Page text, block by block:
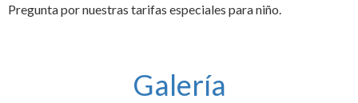
Pregunta por nuestras tarifas especiales para niño.
Galería